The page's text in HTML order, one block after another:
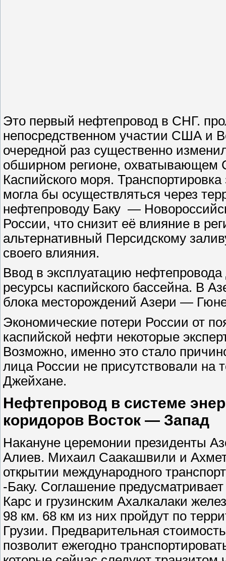
Это первый нефтепровод в СНГ.
непосредственном участии США и
очередной раз существенно
обширном регионе, охватывающем
Каспийского моря.
могла бы осуществляться через
нефтепроводу Баку —
России, что снизит её влияние в
альтернативный Персидскому
своего влияния.
Ввод в эксплуатацию
ресурсы каспийского бассейна. В
блока месторождений Азери —
Экономические потери России от
каспийской нефти некоторые
Возможно, именно это стало
лица России не присутствовали на
Джейхане.
Нефтепровод в системе
коридоров Восток — Запад
Накануне церемонии президенты
Алиев. Михаил Саакашвили и
открытии международного
-Баку. Соглашение
Карс и грузинским Ахалкалаки
98 км. 68 км из них пройдут по
Грузии. Предварительная
позволит ежегодно